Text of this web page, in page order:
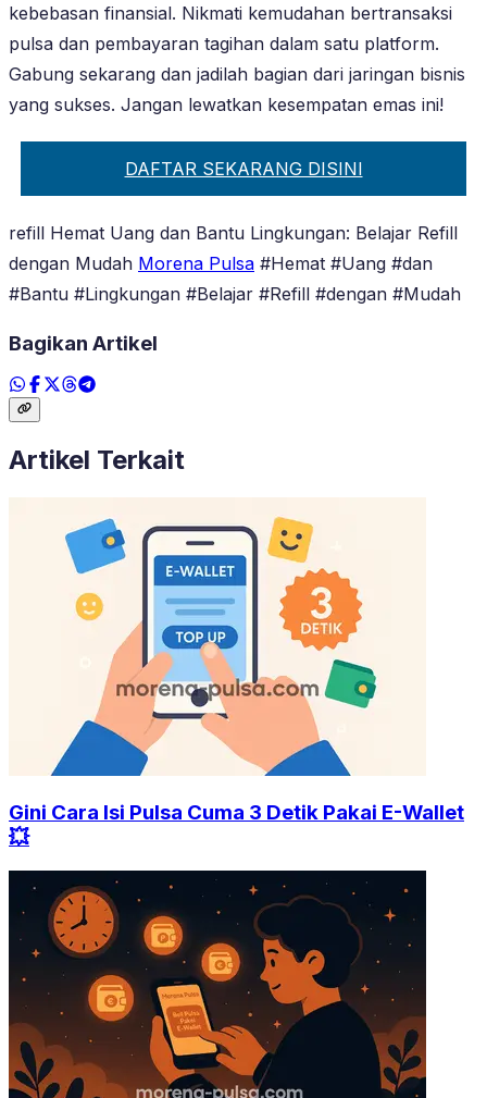
kebebasan finansial. Nikmati kemudahan bertransaksi
pulsa dan pembayaran tagihan dalam satu platform.
Gabung sekarang dan jadilah bagian dari jaringan bisnis
yang sukses. Jangan lewatkan kesempatan emas ini!
DAFTAR SEKARANG DISINI
refill Hemat Uang dan Bantu Lingkungan: Belajar Refill
dengan Mudah Morena Pulsa #Hemat #Uang #dan
#Bantu #Lingkungan #Belajar #Refill #dengan #Mudah
Bagikan Artikel
Artikel Terkait
Gini Cara Isi Pulsa Cuma 3 Detik Pakai E-Wallet
💥